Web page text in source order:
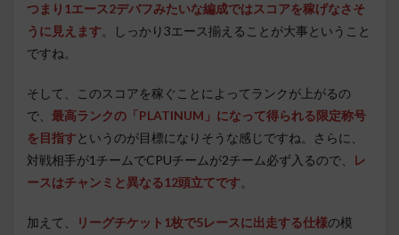
つまり1エース2デバフみたいな編成ではスコアを稼げなさそ
うに見えます。しっかり3エース揃えることが大事ということ
ですね。
そして、このスコアを稼ぐことによってランクが上がるの
で、 最高ランクの「PLATINUM」になって得られる限定称号
を目指すというのが目標になりそうな感じですね。さらに、
対戦相手が1チームでCPUチームが2チーム必ず入るので、
レ
ースはチャンミと異なる12頭立てです。
加えて、 リーグチケット1枚で5レースに出走する仕様の模